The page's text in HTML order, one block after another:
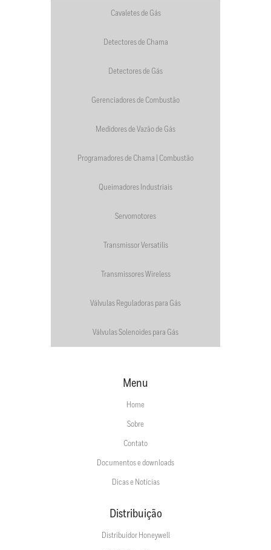
Cavaletes de Gás
Detectores de Chama
Detectores de Gás
Gerenciadores de Combustão
Medidores de Vazão de Gás
Programadores de Chama | Combustão
Queimadores Industriais
Servomotores
Transmissor Versatilis
Transmissores Wireless
Válvulas Reguladoras para Gás
Válvulas Solenoides para Gás
Menu
Home
Sobre
Contato
Documentos e downloads
Dicas e Notícias
Distribuição
Distribuidor Honeywell